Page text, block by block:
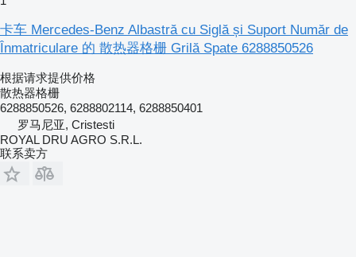
卡车 Mercedes-Benz Albastră cu Siglă și Suport Număr de
Înmatriculare 的 散热器格栅 Grilă Spate 6288850526
根据请求提供价格
散热器格栅
6288850526, 6288802114, 6288850401
罗马尼亚, Cristesti
ROYAL DRU AGRO S.R.L.
联系卖方